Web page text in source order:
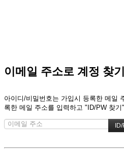
이메일 주소로 계정 찾기
아이디/비밀번호는 가입시 등록한 메일
록한 메일 주소를 입력하고 "ID/PW 찾